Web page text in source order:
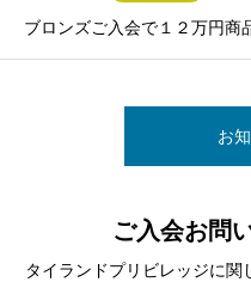
ブロンズご入会で１２万円商
お
ご入会お問
タイランドプリビレッジに